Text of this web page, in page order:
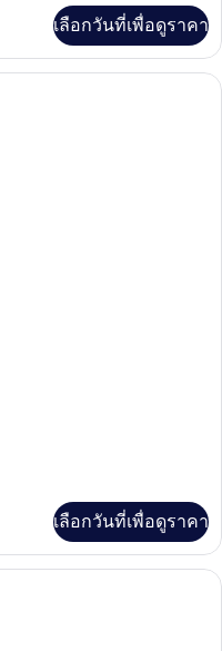
เลือกวันที่เพื่อดูราคา
เลือกวันที่เพื่อดูราคา